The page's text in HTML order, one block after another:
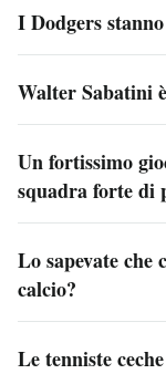
I Dodgers
Walter Sabatini
Un fortissimo
squadra forte di
Lo sapevate che
calcio?
Le tenniste